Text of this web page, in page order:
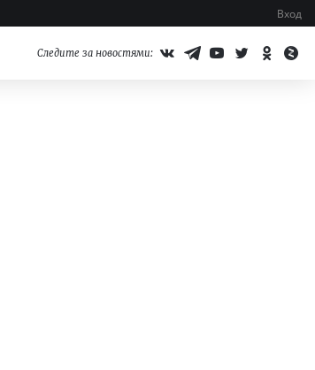
Вход
Следите за новостями: